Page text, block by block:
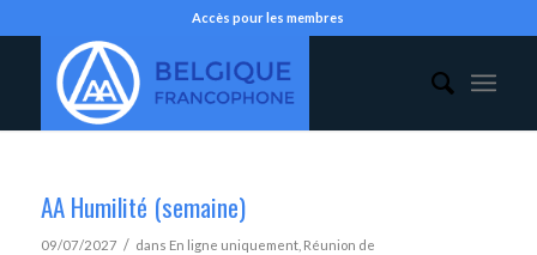
Accès pour les membres
AA Humilité (semaine)
09/07/2027 / dans En ligne uniquement, Réunion de